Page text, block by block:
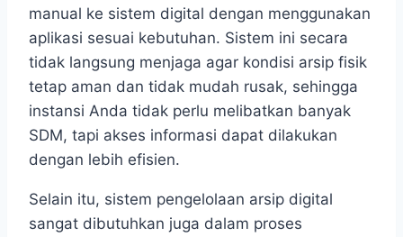
manual ke sistem digital dengan menggunakan
aplikasi sesuai kebutuhan. Sistem ini secara
tidak langsung menjaga agar kondisi arsip fisik
tetap aman dan tidak mudah rusak, sehingga
instansi Anda tidak perlu melibatkan banyak
SDM, tapi akses informasi dapat dilakukan
dengan lebih efisien.
Selain itu, sistem pengelolaan arsip digital
sangat dibutuhkan juga dalam proses